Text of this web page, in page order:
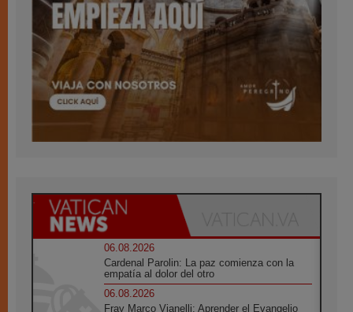
06.08.2026
Cardenal Parolin: La paz comienza con la
empatía al dolor del otro
06.08.2026
Fray Marco Vianelli: Aprender el Evangelio